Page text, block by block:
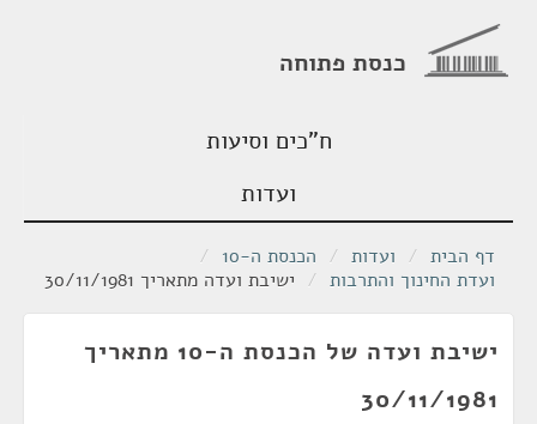
כנסת פתוחה
ח"כים וסיעות
ועדות
דף הבית / ועדות / הכנסת ה-10
/
ועדת החינוך והתרבות / ישיבת ועדה מתאריך 30/11/1981
ישיבת ועדה של הכנסת ה-10 מתאריך
30/11/1981